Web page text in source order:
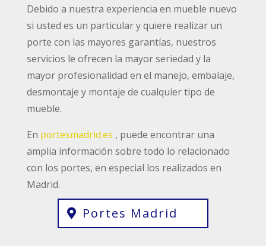
Debido a nuestra experiencia en mueble nuevo
si usted es un particular y quiere realizar un
porte con las mayores garantías, nuestros
servicios le ofrecen la mayor seriedad y la
mayor profesionalidad en el manejo, embalaje,
desmontaje y montaje de cualquier tipo de
mueble.
En portesmadrid.es , puede encontrar una
amplia información sobre todo lo relacionado
con los portes, en especial los realizados en
Madrid.
Portes Madrid